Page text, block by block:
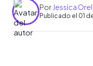
Por Jessica
Publicado el 01